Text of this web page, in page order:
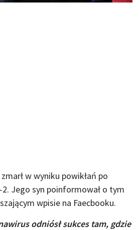
w wyniku powikłań po
2. Jego syn poinformował o tym
wpisie na Faecbooku.
odniósł sukces tam, gdzie